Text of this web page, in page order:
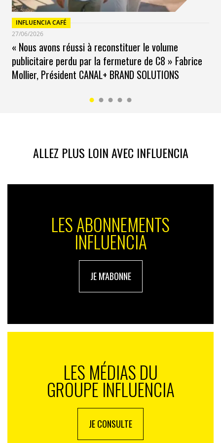
pour la 7e édition de l’événementFun Radio Ibiza
Expérience.
INFLUENCIA CAFÉ
27/06/2026
« Nous avons réussi à reconstituer le volume
publicitaire perdu par la fermeture de C8 » Fabrice
Mollier, Président CANAL+ BRAND SOLUTIONS
ALLEZ PLUS LOIN AVEC INFLUENCIA
LES ABONNEMENTS
INFLUENCIA
JE M'ABONNE
LES MÉDIAS DU
GROUPE INFLUENCIA
JE CONSULTE